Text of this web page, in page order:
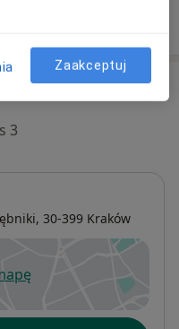
3
, 30-399 Kraków
się w nowej karcie
Zaakceptuj